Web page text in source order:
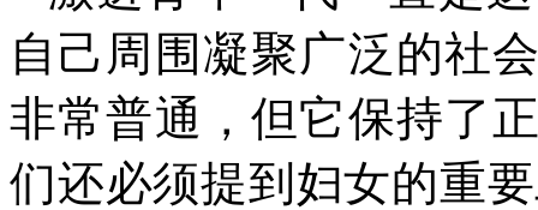
自己周围凝聚广泛的社
非常普通，但它保持了
们还必须提到妇女的重